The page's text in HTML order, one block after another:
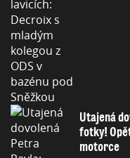
Utajená
fotky!
motorce